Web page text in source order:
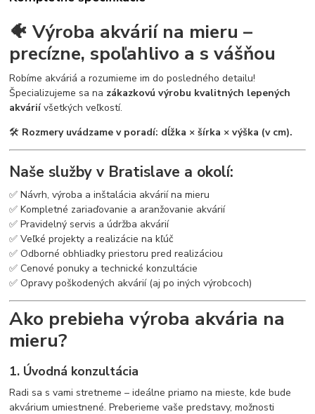
🐠 Výroba akvárií na mieru –
precízne, spoľahlivo a s vášňou
Robíme akváriá a rozumieme im do posledného detailu!
Špecializujeme sa na zákazkovú výrobu kvalitných lepených
akváriívšetkých veľkostí.
🛠 Rozmery uvádzame v poradí: dĺžka × šírka × výška (v cm).
Naše služby v Bratislave a okolí:
✅ Návrh, výroba a inštalácia akvárií na mieru
✅ Kompletné zariaďovanie a aranžovanie akvárií
✅ Pravidelný servis a údržba akvárií
✅ Veľké projekty a realizácie na kľúč
✅ Odborné obhliadky priestoru pred realizáciou
✅ Cenové ponuky a technické konzultácie
✅ Opravy poškodených akvárií (aj po iných výrobcoch)
Ako prebieha výroba akvária na
mieru?
1. Úvodná konzultácia
Radi sa s vami stretneme – ideálne priamo na mieste, kde bude
akvárium umiestnené. Preberieme vaše predstavy, možnosti